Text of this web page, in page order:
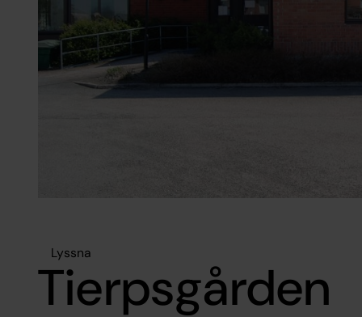
Lyssna
Tierpsgården